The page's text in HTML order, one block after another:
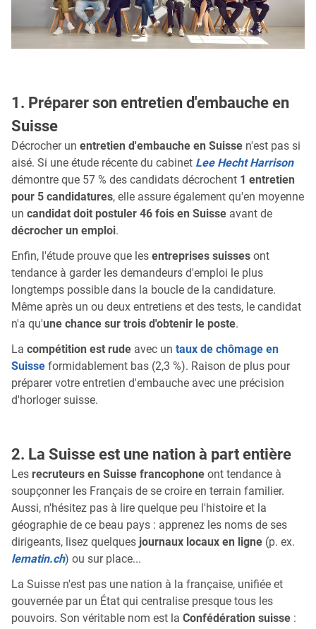
1. Préparer son entretien d'embauche en
Suisse
Décrocher un entretien d'embauche en Suisse n'est pas si
aisé. Si une étude récente du cabinet Lee Hecht Harrison
démontre que 57 % des candidats décrochent 1 entretien
pour 5 candidatures, elle assure également qu'en moyenne
un candidat doit postuler 46 fois en Suisse avant de
décrocher un emploi.
Enfin, l'étude prouve que les entreprises suisses ont
tendance à garder les demandeurs d'emploi le plus
longtemps possible dans la boucle de la candidature.
Même après un ou deux entretiens et des tests, le candidat
n'a qu'une chance sur trois d'obtenir le poste.
La compétition est rude avec un taux de chômage en
Suisse formidablement bas (2,3 %). Raison de plus pour
préparer votre entretien d'embauche avec une précision
d'horloger suisse.
2. La Suisse est une nation à part entière
Les recruteurs en Suisse francophone ont tendance à
soupçonner les Français de se croire en terrain familier.
Aussi, n'hésitez pas à lire quelque peu l'histoire et la
géographie de ce beau pays : apprenez les noms de ses
dirigeants, lisez quelques journaux locaux en ligne (p. ex.
lematin.ch) ou sur place...
La Suisse n'est pas une nation à la française, unifiée et
gouvernée par un État qui centralise presque tous les
pouvoirs. Son véritable nom est la Confédération suisse :